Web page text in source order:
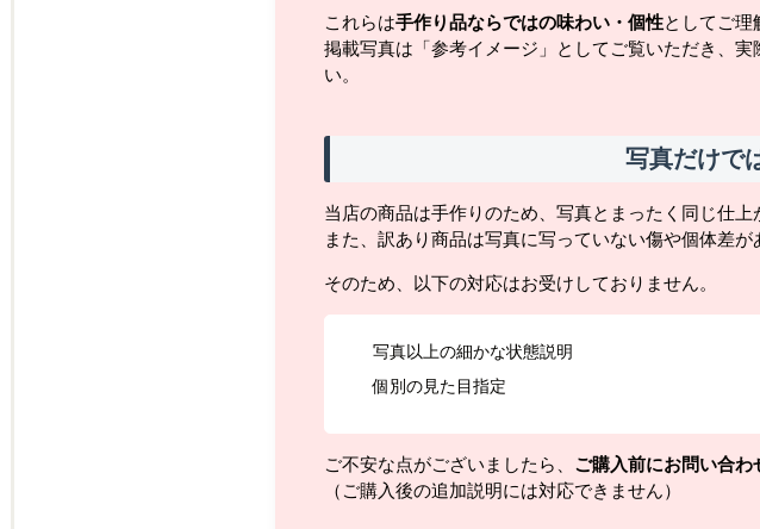
これらは手作り品ならではの味わい・個性としてご理
掲載写真は「参考イメージ」としてご覧いただき、
い。
写真だけで
当店の商品は手作りのため、写真とまったく同じ仕上
また、訳あり商品は写真に写っていない傷や個体差が
そのため、以下の対応はお受けしておりません。
写真以上の細かな状態説明
個別の見た目指定
ご不安な点がございましたら、 ご購入前にお問い合わ
（ご購入後の追加説明には対応できません）